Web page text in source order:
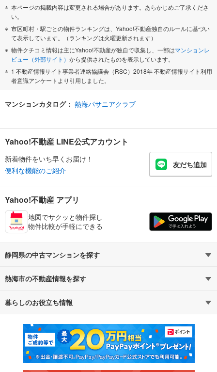
本ページの掲載内容は変更される場合があります。あらかじめご了承くださ
い。
市区町村・駅ごとの物件ランキングは、Yahoo!不動産独自のルールに基づい
て表示しています。（ランキングは火曜更新されます）
物件クチコミ情報は主にYahoo!不動産が独自で収集し、一部はマンションレ
ビュー（外部サイト） から提供されたものを表示しています。
1 不動産情報サイト事業者連絡協議会（RSC）2018年 不動産情報サイト利用
者意識アンケートより引用しました。
マンションカタログ： 熱海パサニアクラブ
Yahoo!不動産 LINE公式アカウント
新着物件をいち早くお届け！
便利な機能のご紹介
友だち追加
Yahoo!不動産 アプリ
地図でサクッと物件探し
物件比較が手軽にできる
静岡県の中古マンションを探す
路線・駅から探す
通勤・通学時間から探す
熱海市の不動産情報を探す
不動産・住宅
新築マンション 中古マンション
新築一戸建て 中古一戸建て
暮らしのお役立ち情報
マンションカタログ 教えて！住まいの先生